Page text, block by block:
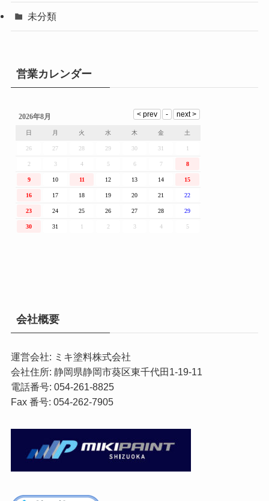
未分類
営業カレンダー
会社概要
運営会社: ミキ塗料株式会社
会社住所: 静岡県静岡市葵区東千代田1-19-11
電話番号: 054-261-8825
Fax 番号: 054-262-7905